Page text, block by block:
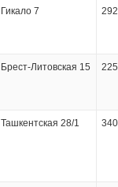
Гикало 7
Брест-Литовская 15
Ташкентская 28/1